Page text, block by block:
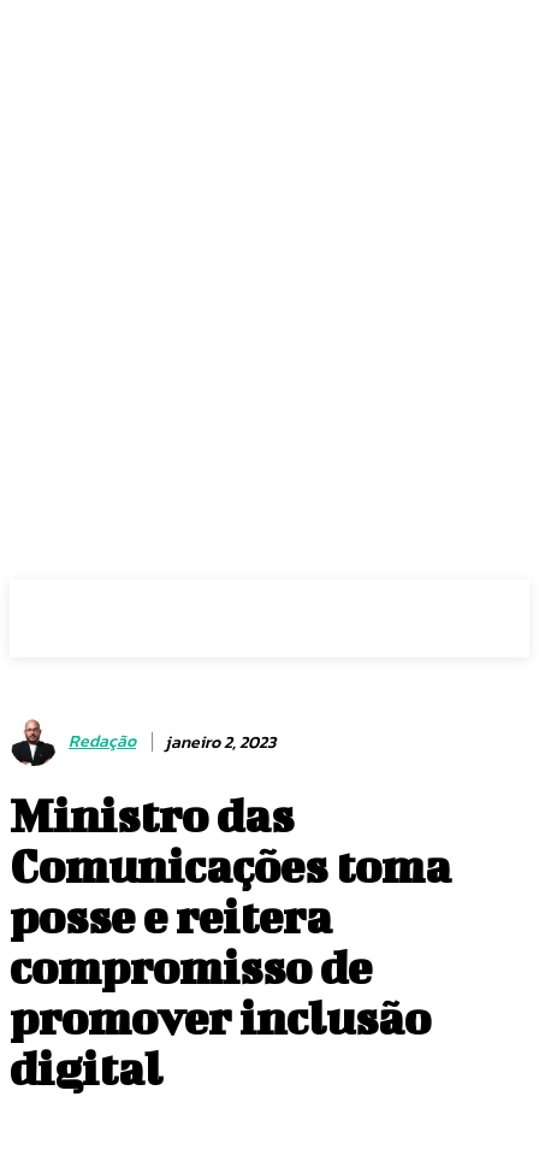
Redação janeiro 2, 2023
Ministro das
Comunicações toma
posse e reitera
compromisso de
promover inclusão
digital